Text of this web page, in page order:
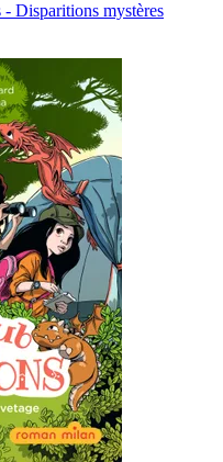
Disparitions mystères